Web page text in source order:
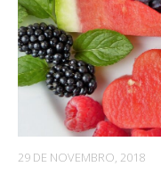
29 DE NOVEMBRO, 2018